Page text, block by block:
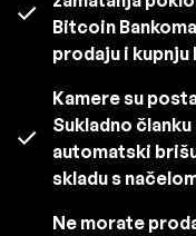
Bitcoin
prodaju i
Kamere su
Sukladno
automatski
skladu s
Ne morate